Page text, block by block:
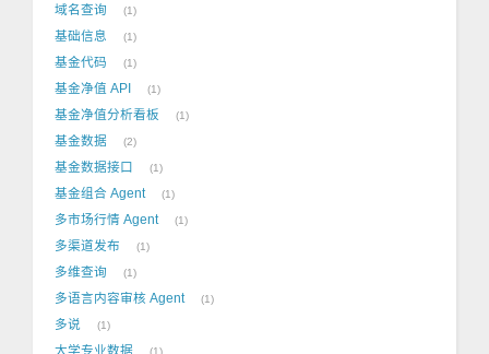
域名查询 1
基础信息 1
基金代码 1
基金净值 API 1
基金净值分析看板 1
基金数据 2
基金数据接口 1
基金组合 Agent 1
多市场行情 Agent 1
多渠道发布 1
多维查询 1
多语言内容审核 Agent 1
多说 1
大学专业数据 1